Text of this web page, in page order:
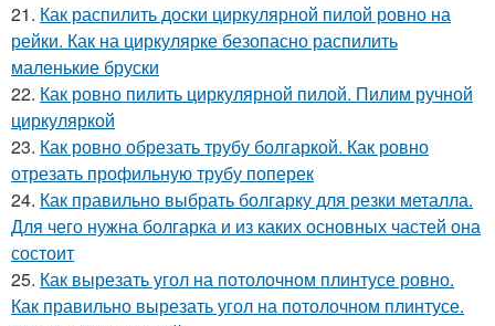
21. Как распилить доски циркулярной пилой ровно на
рейки. Как на циркулярке безопасно распилить
маленькие бруски
22. Как ровно пилить циркулярной пилой. Пилим ручной
циркуляркой
23. Как ровно обрезать трубу болгаркой. Как ровно
отрезать профильную трубу поперек
24. Как правильно выбрать болгарку для резки металла.
Для чего нужна болгарка и из каких основных частей она
состоит
25. Как вырезать угол на потолочном плинтусе ровно.
Как правильно вырезать угол на потолочном плинтусе.